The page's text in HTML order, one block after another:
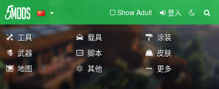
Show Adult 登入
工具 载具
涂装
武器
脚本
皮肤
地图
其他 更多